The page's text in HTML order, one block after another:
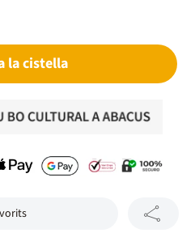
la cistella